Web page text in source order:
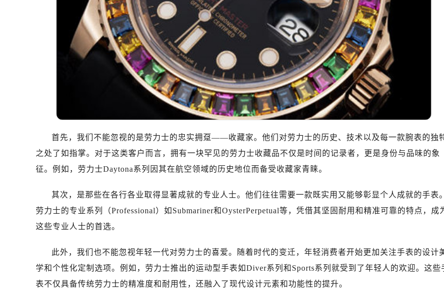
太原市迎泽区解放路15号亨得利名表服务中心（品牌授权店）3层整层（需提前预约）
沈阳市沈河区中街路137号亨得利名表服务中心（品牌授权店）1层整层（需提前预约）
沈阳市沈河区中街路83号亨得利名表服务中心（品牌授权店）1层整层（需提前预约）
乌鲁木齐市天山区红山路26号时代广场（CCMALL）C座17层17-B（需提前预约）
温州市鹿城区锦绣路1067号置信广场10层1015室（需提前预约）
哈尔滨市道里区友谊西路600号富力中心T2座写字楼29层03室（需提前预约）
大连市中山区人民路15号国际金融大厦7层G室（需提前预约）
佛山市禅城区季华五路57号万科金融中心C座12层1205室（需提前预约）
东莞市东城街道鸿福东路1号民盈国贸中心T1写字楼9层907室（需提前预约）
南通市崇川区工农路57号圆融广场写字楼16层1603室（需提前预约）
苏州市苏州工业园区星港街199号苏州中心办公楼C座22层08室（需提前预约）
武汉市江汉区解放大道686号世界贸易大厦38层09室（需提前预约）
合肥市蜀山区潜山路111号万象城华润大厦B座12楼03室（需提前预约）
泉州市丰泽区宝洲路729号浦西万达中心写字楼A座7楼709室（需提前预约）
青岛市南区山东路6号华润大厦B座22层04室（需提前预约）
长春市朝阳区西安大路727号中银大厦A座(旺进大厦)18层09室（需提前预约）
贵阳市南明区都司高架桥路33号亨特国际金融中心14楼14D（需提前预约）
昆明市盘龙区北京路928号同德昆明广场写字楼10层06室（需提前预约）
首先，我们不能忽视的是劳力士的忠实拥趸——收藏家。他们对劳力士的历史、技术以及每一款腕表的独
之处了如指掌。对于这类客户而言，拥有一块罕见的劳力士收藏品不仅是时间的记录者，更是身份与品味的象
征。例如，劳力士Daytona系列因其在航空领域的历史地位而备受收藏家青睐。
其次，是那些在各行各业取得显著成就的专业人士。他们往往需要一款既实用又能够彰显个人成就的手表。
劳力士的专业系列（Professional）如Submariner和OysterPerpetual等，凭借其坚固耐用和精准可靠的特点，成
这些专业人士的首选。
此外，我们也不能忽视年轻一代对劳力士的喜爱。随着时代的变迁，年轻消费者开始更加关注手表的设计
学和个性化定制选项。例如，劳力士推出的运动型手表如Diver系列和Sports系列就受到了年轻人的欢迎。这些
表不仅具备传统劳力士的精准度和耐用性，还融入了现代设计元素和功能性的提升。